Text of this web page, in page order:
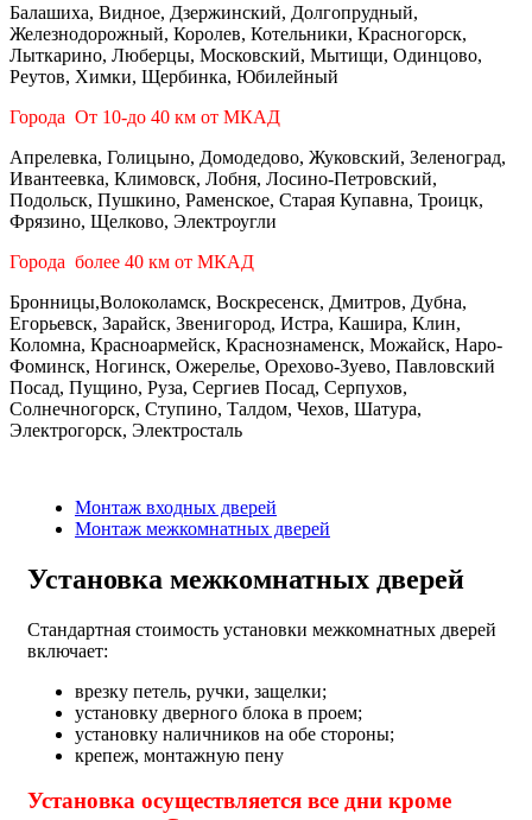
Балашиха, Видное, Дзержинский, Долгопрудный,
Железнодорожный, Королев, Котельники, Красногорск,
Лыткарино, Люберцы, Московский, Мытищи, Одинцово,
Реутов, Химки, Щербинка, Юбилейный
Города От 10-до 40 км от МКАД
Апрелевка, Голицыно, Домодедово, Жуковский, Зеленоград,
Ивантеевка, Климовск, Лобня, Лосино-Петровский,
Подольск, Пушкино, Раменское, Старая Купавна, Троицк,
Фрязино, Щелково, Электроугли
Города более 40 км от МКАД
Бронницы,Волоколамск, Воскресенск, Дмитров, Дубна,
Егорьевск, Зарайск, Звенигород, Истра, Кашира, Клин,
Коломна, Красноармейск, Краснознаменск, Можайск, Наро-
Фоминск, Ногинск, Ожерелье, Орехово-Зуево, Павловский
Посад, Пущино, Руза, Сергиев Посад, Серпухов,
Солнечногорск, Ступино, Талдом, Чехов, Шатура,
Электрогорск, Электросталь
Монтаж входных дверей
Монтаж межкомнатных дверей
Установка межкомнатных дверей
Стандартная стоимость установки межкомнатных дверей
включает:
врезку петель, ручки, защелки;
установку дверного блока в проем;
установку наличников на обе стороны;
крепеж, монтажную пену
Установка осуществляется все дни кроме